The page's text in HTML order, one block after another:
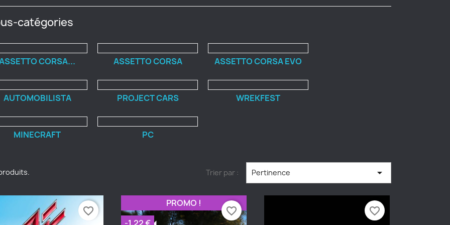
catégories
CORSA... ASSETTO CORSA ASSETTO CORSA EVO
AUTOMOBILISTA PROJECT CARS WREKFEST
MINECRAFT PC
Trier par : Pertinence 
favorite_border
PROMO !
favorite_border favorite_border